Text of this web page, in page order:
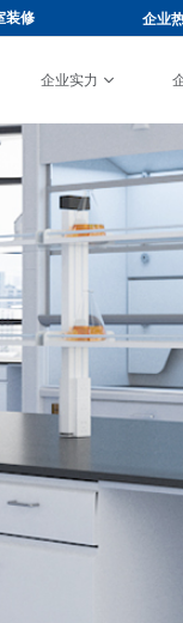
装修 企业
企业实力